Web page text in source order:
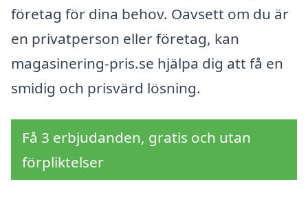
företag för dina behov. Oavsett om du är
en privatperson eller företag, kan
magasinering-pris.se hjälpa dig att få en
smidig och prisvärd lösning.
Få 3 erbjudanden, gratis och utan
förpliktelser